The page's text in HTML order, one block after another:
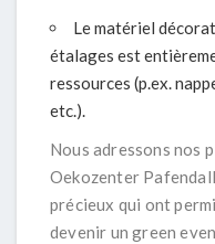
Le matériel
étalages est
ressources (p.ex.
etc.).
Nous adressons nos
Oekozenter
précieux qui ont
devenir un green